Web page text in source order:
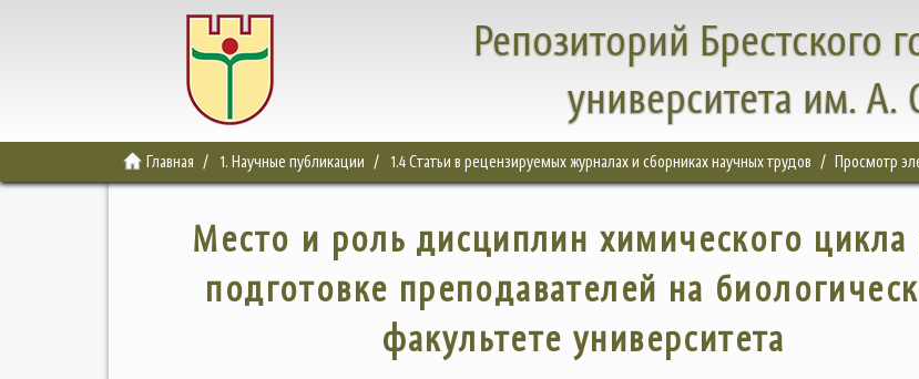
Репозиторий Брестского
университета им.
Главная 1. Научные публикации 1.4 Статьи в рецензируемых журналах и сборниках научных трудов Просмотр
Место и роль дисциплин химического цикла
подготовке преподавателей на
факультете университета